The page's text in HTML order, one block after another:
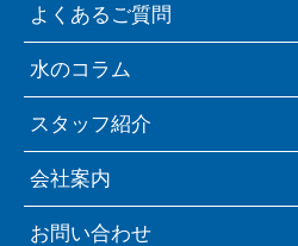
よくあるご質問
水のコラム
スタッフ紹介
会社案内
お問い合わせ